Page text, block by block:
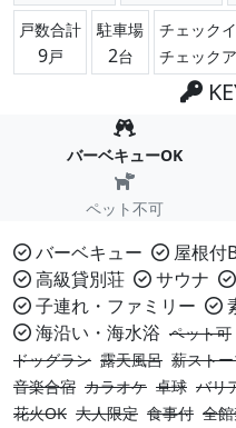
戸数合計
9戸
駐車場
2台
チェック
チェック
バーベキューOK
ペット不可
バーベキュー 屋根付
高級貸別荘
サウナ
子連れ・ファミリー
海沿い・海水浴 ペット可
ドッグラン 露天風呂 薪スト
音楽合宿 カラオケ 卓球 バリ
花火OK 大人限定 食事付 全